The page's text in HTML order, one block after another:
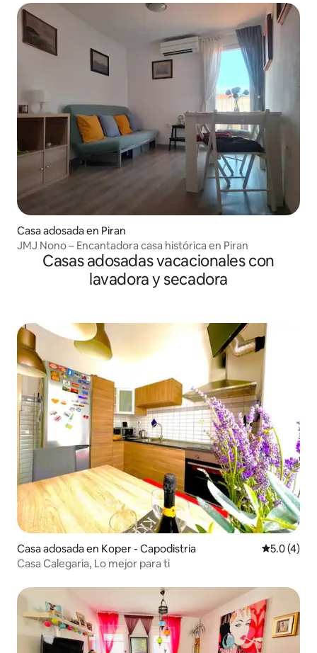
Casa adosada en Piran
JMJ Nono – Encantadora casa histórica en Piran
Casas adosadas vacacionales con
lavadora y secadora
Casa adosada en Koper - Capodistria
5.0 (4)
Casa Calegaria, Lo mejor para ti